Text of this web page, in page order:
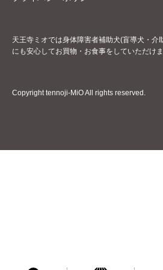
天王寺ミオでは身体障害者補助犬(盲導犬・介
にも安心してお買物・お食事をしていただけま
Copyright tennoji-MiO All rights reserved.